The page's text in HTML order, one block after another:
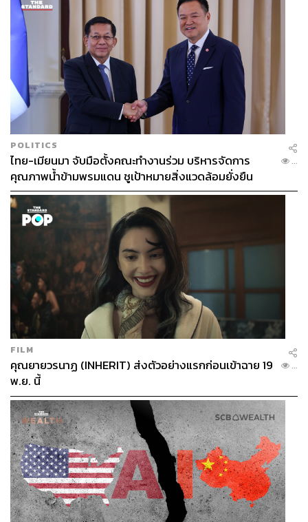
เราต่างโต้ลูกกันไปมาแบบไม่รู้ผิดถูก รู้แต่สนุกกับการหวดใส่
กระจกมาก ผ่านไป 5 นาที โค้ช Gio ก็เข้ามาอธิบายถึงกติกา
และเทคนิคการเล่นทีละสเต็ปอย่างเป็นกันเอง
จุดแรกที่ต้องรู้คือเรื่องการเสิร์ฟ Padel Tennis จะบังคับให้
เสิร์ฟลูกให้ต่ำกว่าเอวคล้ายกับ Squash ผู้เล่นจะต้องยืนหลัง
เส้นแล้วเสิร์ฟในแนวทแยงมุมให้ลูกกระดอนลงในกรอบพื้นที่
เสิร์ฟฝั่งตรงข้ามกับจุดที่ยืน
POLITICS
ไทย-เมียนมา จับมือตั้งคณะทำงานร่วม บริหารจัดการ
คุณภาพน้ำข้ามพรมแดน ชูเป้าหมายสิ่งแวดล้อมยั่งยืน
...
FILM
คุณยายวรนาฏ (INHERIT) ส่งตัวอย่างแรกก่อนเข้าฉาย 19
พ.ย. นี้
...